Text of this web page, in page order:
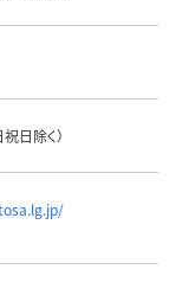
日除く）